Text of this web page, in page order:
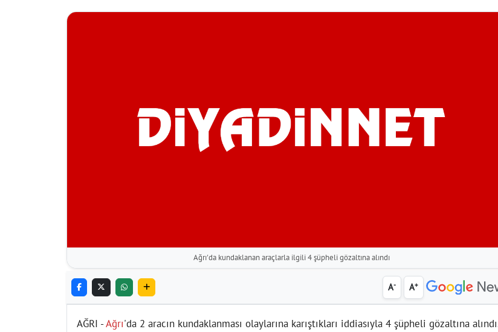
Ağrı'da kundaklanan araçlarla ilgili 4 şüpheli gözaltına alındı
A- A+
AĞRI -Ağrı'da 2 aracın kundaklanması olaylarına karıştıkları iddiasıyla 4 şüpheli gözaltına